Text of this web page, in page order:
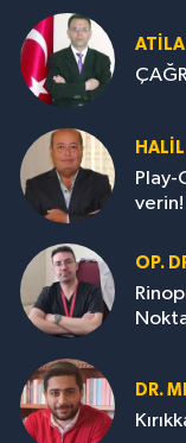
Play-
verin!
OP.
DR.